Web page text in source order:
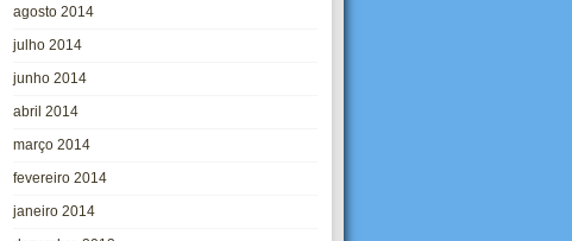
agosto 2014
julho 2014
junho 2014
abril 2014
março 2014
fevereiro 2014
janeiro 2014